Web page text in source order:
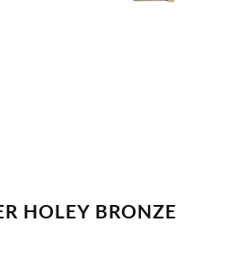
HOLEY BRONZE